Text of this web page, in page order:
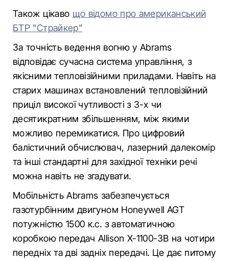
Також цікаво що відомо про американський
БТР "Страйкер"
За точність ведення вогню у Abrams
відповідає сучасна система управління, з
якісними тепловізійними приладами. Навіть на
старих машинах встановлений тепловізійний
приціл високої чутливості з 3-х чи
десятикратним збільшенням, між якими
можливо перемикатися. Про цифровий
балістичний обчислювач, лазерний далекомір
та інші стандартні для західної техніки речі
можна навіть не згадувати.
Мобільність Abrams забезпечується
газотурбінним двигуном Honeywell AGT
потужністю 1500 к.с. з автоматичною
коробкою передач Allison X-1100-3B на чотири
передніх та дві задніх передачі. Це дає питому